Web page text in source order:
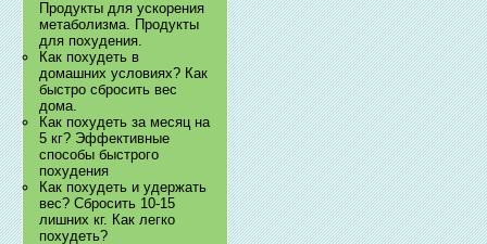
Продукты для ускорения
метаболизма. Продукты
для похудения.
Как похудеть в
домашних условиях? Как
быстро сбросить вес
дома.
Как похудеть за месяц на
5 кг? Эффективные
способы быстрого
похудения
Как похудеть и удержать
вес? Сбросить 10-15
лишних кг. Как легко
похудеть?